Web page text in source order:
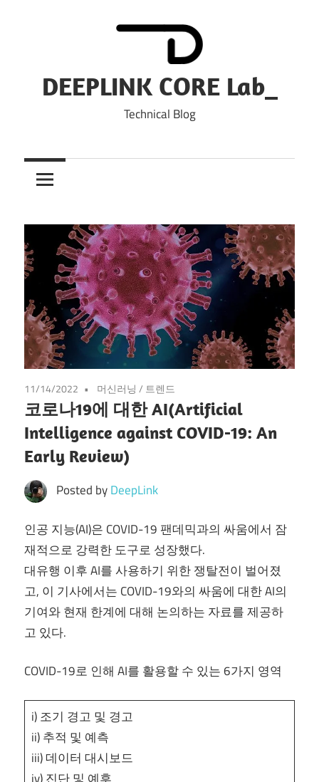
DEEPLINK CORE Lab_
Technical Blog
11/14/2022 머신러닝 / 트렌드
코로나19에 대한 AI(Artificial
Intelligence against COVID-19: An
Early Review)
Posted byDeepLink
인공 지능(AI)은 COVID-19 팬데믹과의 싸움에서 잠
재적으로 강력한 도구로 성장했다.
대유행 이후 AI를 사용하기 위한 쟁탈전이 벌어졌
고, 이 기사에서는 COVID-19와의 싸움에 대한 AI의
기여와 현재 한계에 대해 논의하는 자료를 제공하
고 있다.
COVID-19로 인해 AI를 활용할 수 있는 6가지 영역
i) 조기 경고 및 경고
ii) 추적 및 예측
iii) 데이터 대시보드